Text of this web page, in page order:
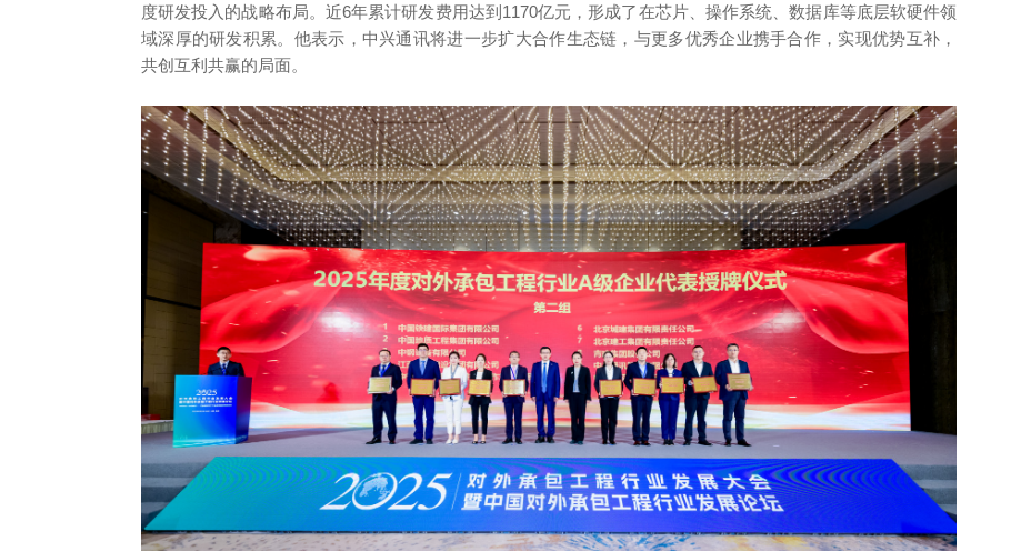
度研发投入的战略布局。近6年累计研发费用达到1170亿元，形成了在芯片、操作系统、数据库等底层软硬件领
域深厚的研发积累。他表示，中兴通讯将进一步扩大合作生态链，与更多优秀企业携手合作，实现优势互补，
共创互利共赢的局面。